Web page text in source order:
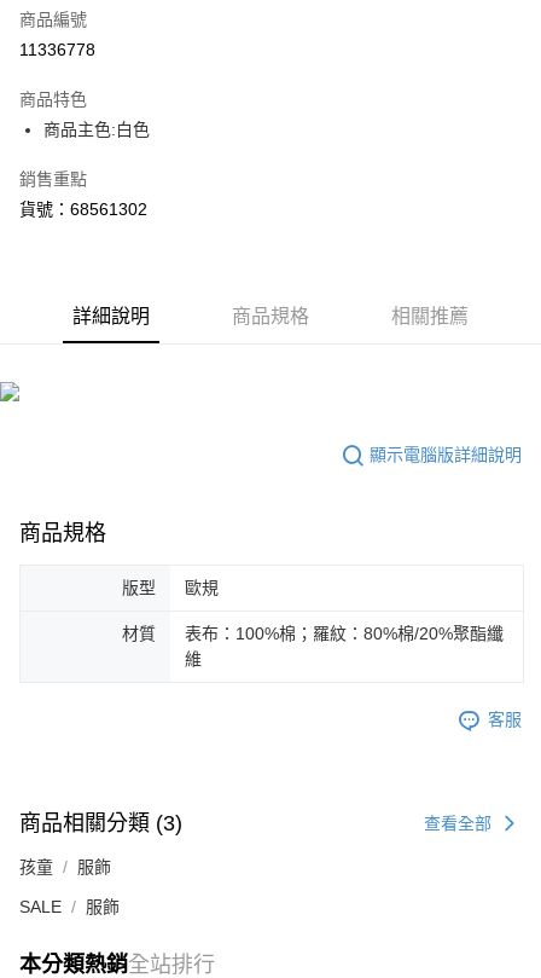
LINE Pay
街口支付
悠遊付
Google Pay
運送方式
每筆NT$150，滿NT$1,800(含以上)免運費
宅配貨到付款(離島恕不配送)
商品編號
11336778
商品特色
商品主色:白色
銷售重點
貨號：68561302
詳細說明 商品規格 相關推薦
顯示電腦版詳細說明
商品規格
版型 歐規
材質
表布：100%棉；羅紋：80%棉/20%聚酯纖
維
客服
商品相關分類 (3) 查看全部
孩童 服飾
SALE 服飾
本分類熱銷全站排行